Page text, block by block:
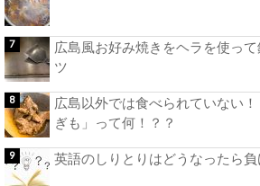
広島風お好み焼きをヘラを使っ
ツ
広島以外では食べられていない
ぎも」って何！？？
英語のしりとりはどうなったら負